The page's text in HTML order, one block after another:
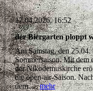
17.04.2026, 16:52
der Biergarten ploppt
Am Samstag, den
Sommersaison. Mit dem
der Nikodemuskirche
die open-air-Saison.
dem...mehr